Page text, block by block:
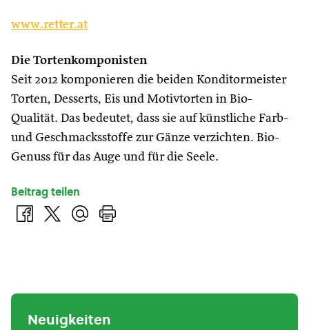
www.retter.at
Die Tortenkomponisten
Seit 2012 komponieren die beiden Konditormeister
Torten, Desserts, Eis und Motivtorten in Bio-
Qualität. Das bedeutet, dass sie auf künstliche Farb-
und Geschmacksstoffe zur Gänze verzichten. Bio-
Genuss für das Auge und für die Seele.
Beitrag teilen
Neuigkeiten